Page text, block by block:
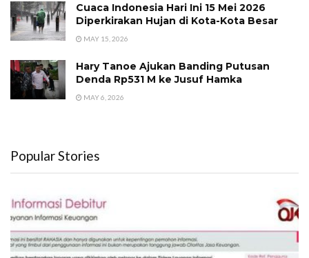
Cuaca Indonesia Hari Ini 15 Mei 2026
Diperkirakan Hujan di Kota-Kota Besar
MAY 15, 2026
Hary Tanoe Ajukan Banding Putusan
Denda Rp531 M ke Jusuf Hamka
MAY 6, 2026
Popular Stories